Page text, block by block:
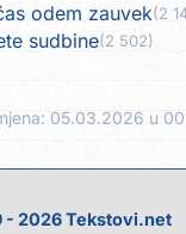
odem zauvek(2
sudbine(2 502)
05.03.2026 u
- 2026 Tekstovi.net